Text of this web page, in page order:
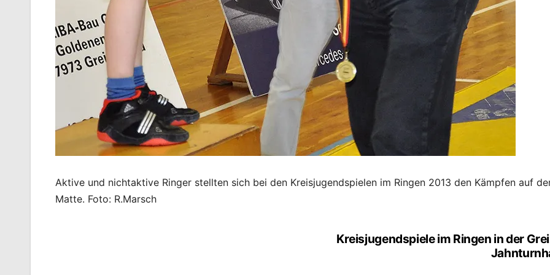
Aktive und nichtaktive Ringer stellten sich bei den Kreisjugendspielen im Ringen 2013 den Kämpfen auf
Matte. Foto: R.Marsch
Kreisjugendspiele im Ringen in der